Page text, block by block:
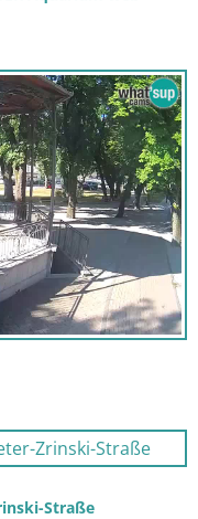
Straße